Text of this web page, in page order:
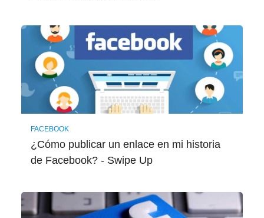
FACEBOOK
¿Cómo publicar un enlace en mi historia
de Facebook? - Swipe Up